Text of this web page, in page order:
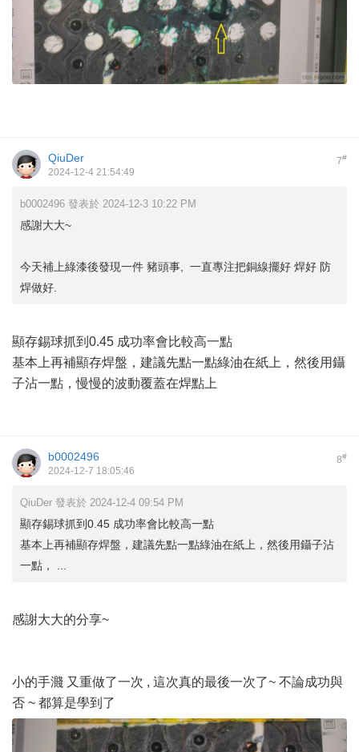
7#
QiuDer
2024-12-4 21:54:49
b0002496 發表於 2024-12-3 10:22 PM
感謝大大~
今天補上綠漆後發現一件 豬頭事, 一直專注把銅線擺好 焊好 防
焊做好.
顯存錫球抓到0.45 成功率會比較高一點
基本上再補顯存焊盤，建議先點一點綠油在紙上，然後用鑷
子沾一點，慢慢的波動覆蓋在焊點上
8#
b0002496
2024-12-7 18:05:46
QiuDer 發表於 2024-12-4 09:54 PM
顯存錫球抓到0.45 成功率會比較高一點
基本上再補顯存焊盤，建議先點一點綠油在紙上，然後用鑷子沾
一點， ...
感謝大大的分享~
小的手濺 又重做了一次 , 這次真的最後一次了~ 不論成功與
否 ~ 都算是學到了